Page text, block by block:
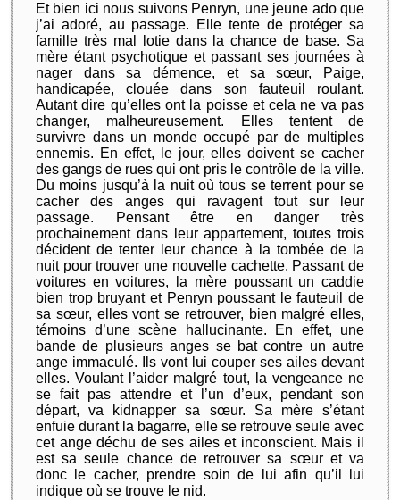
Et bien ici nous suivons Penryn, une jeune adoque
j’ai adoré, au passage. Elle tente de protéger sa
famille très mal lotie dans la chance de base. Sa
mère étant psychotique et passant ses journées à
nager dans sa démence, et sa sœur,
Paige,
handicapée, clouée dans son fauteuil roulant.
Autant dire qu’elles ont la poisseet cela ne va pas
changer, malheureusement. Elles tentent de
survivre dans un monde occupé par de multiples
ennemis. En effet, le jour, elles doivent se cacher
des gangs de rues qui ont pris le contrôle de la ville.
Du moins jusqu’à la nuit où tous se terrent pour se
cacher des anges qui ravagent tout sur leur
passage. Pensant être en danger très
prochainement dans leur appartement, toutes trois
décident de tenter leur chance à la tombéede la
nuit pour trouver une nouvelle cachette. Passant de
voitures en voitures, la mère poussant un caddie
bien trop bruyant et Penryn poussant le fauteuil de
sa sœur, elles vont se retrouver, bien malgré elles,
témoins d’une scène hallucinante. En effet, une
bande de plusieurs anges se bat contre un autre
ange immaculé. Ils vont lui couper ses ailes devant
elles. Voulant l’aider malgré tout, la vengeance ne
se fait pas attendre et l’un d’eux, pendant son
départ, va kidnapper sa sœur. Sa mère s’étant
enfuie durant la bagarre, elle se retrouve seule avec
cet ange déchu deses ailes et inconscient. Mais il
est sa seule chance de retrouver sa sœur et va
donc le cacher, prendre soin de lui afin qu’il lui
indique où se trouve le nid.